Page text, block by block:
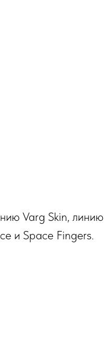
Varg Skin,
и Space Fingers.